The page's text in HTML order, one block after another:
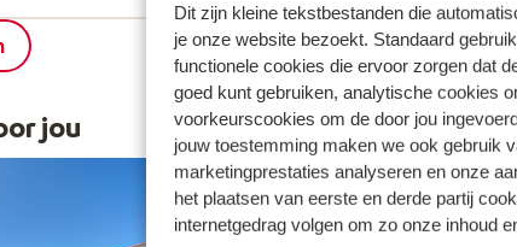
Dit zijn kleine tekstbestanden die
je onze website bezoekt. Standaard
functionele cookies die ervoor zorgen dat
goed kunt gebruiken, analytische cookies
voorkeurscookies om de door jou
jouw toestemming maken we ook gebruik
marketingprestaties analyseren en onze
het plaatsen van eerste en derde partij
internetgedrag volgen om zo onze inhoud
vanaf 12 uur jammer
jammergenoeg niet
binnen komt in de
de grond en aan het
gerechten en veel is
dan zou ik volgende
beter aan de
daarentegen wel
jou